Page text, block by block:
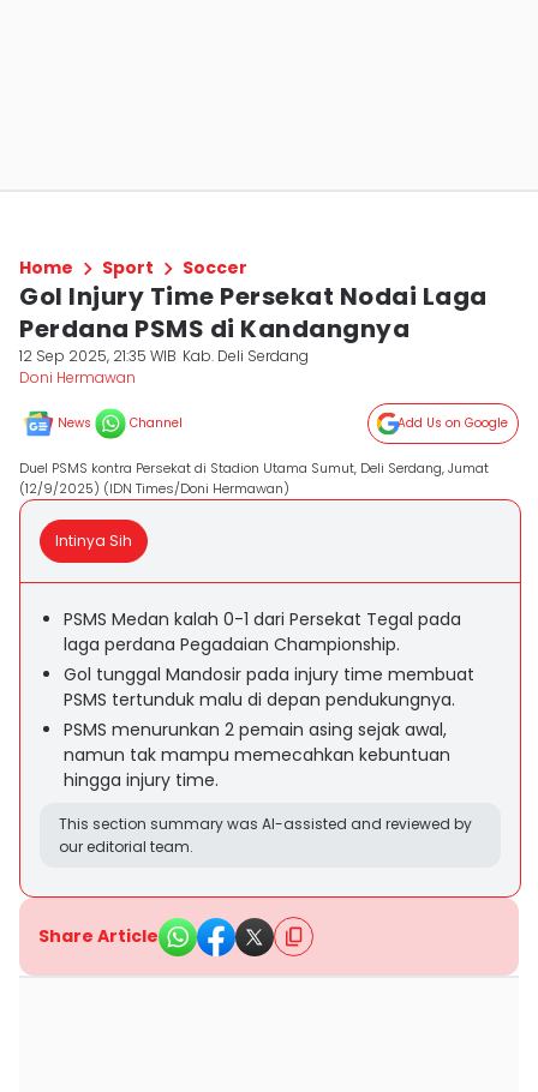
Home Sport Soccer
Gol Injury Time Persekat Nodai Laga
Perdana PSMS di Kandangnya
12 Sep 2025, 21:35 WIB Kab. Deli Serdang
Doni Hermawan
News Channel Add Us on Google
Duel PSMS kontra Persekat di Stadion Utama Sumut, Deli Serdang, Jumat
(12/9/2025) (IDN Times/Doni Hermawan)
Intinya Sih
PSMS Medan kalah 0-1 dari Persekat Tegal pada
laga perdana Pegadaian Championship.
Gol tunggal Mandosir pada injury time membuat
PSMS tertunduk malu di depan pendukungnya.
PSMS menurunkan 2 pemain asing sejak awal,
namun tak mampu memecahkan kebuntuan
hingga injury time.
This section summary was AI-assisted and reviewed by
our editorial team.
Share Article